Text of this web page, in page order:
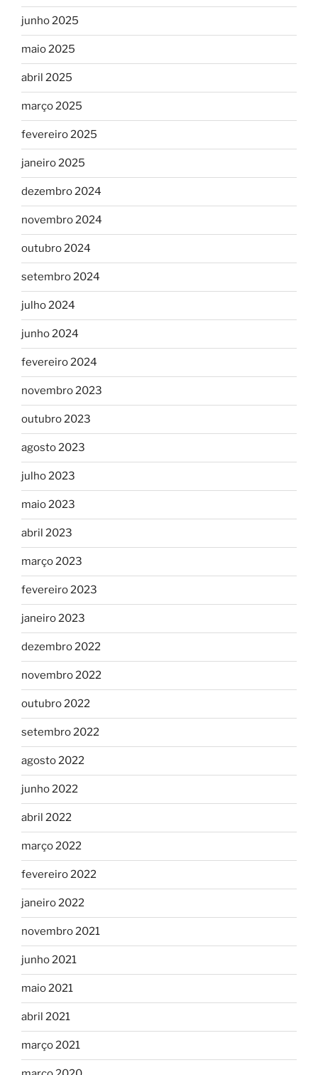
junho 2025
maio 2025
abril 2025
março 2025
fevereiro 2025
janeiro 2025
dezembro 2024
novembro 2024
outubro 2024
setembro 2024
julho 2024
junho 2024
fevereiro 2024
novembro 2023
outubro 2023
agosto 2023
julho 2023
maio 2023
abril 2023
março 2023
fevereiro 2023
janeiro 2023
dezembro 2022
novembro 2022
outubro 2022
setembro 2022
agosto 2022
junho 2022
abril 2022
março 2022
fevereiro 2022
janeiro 2022
novembro 2021
junho 2021
maio 2021
abril 2021
março 2021